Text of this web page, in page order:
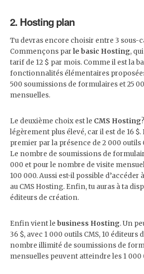
2. Hosting plan
Tu devras encore choisir entre 3 sous-
Commençons par le basic Hosting,
tarif de 12 $ par mois. Comme il est la
fonctionnalités élémentaires
500 soumissions de formulaires et 25
mensuelles.
Le deuxième choix est le CMS Hosting
légèrement plus élevé, car il est de 16
premier par la présence de 2 000 outils
Le nombre de soumissions de
000 et pour le nombre de visite
100 000. Aussi est-il possible d’accéder
au CMS Hosting. Enfin, tu auras à ta
éditeurs de création.
Enfin vient le business Hosting. Un
36 $, avec 1 000 outils CMS, 10 éditeurs
nombre illimité de soumissions de
mensuelles peuvent atteindre les 1 000